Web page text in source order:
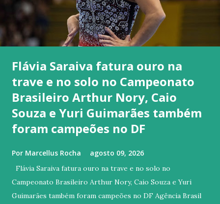
Flávia Saraiva fatura ouro na
trave e no solo no Campeonato
Brasileiro Arthur Nory, Caio
Souza e Yuri Guimarães também
foram campeões no DF
Por Marcellus Rocha agosto 09, 2026
Flávia Saraiva fatura ouro na trave e no solo no
Campeonato Brasileiro Arthur Nory, Caio Souza e Yuri
Guimarães também foram campeões no DF Agência Brasil